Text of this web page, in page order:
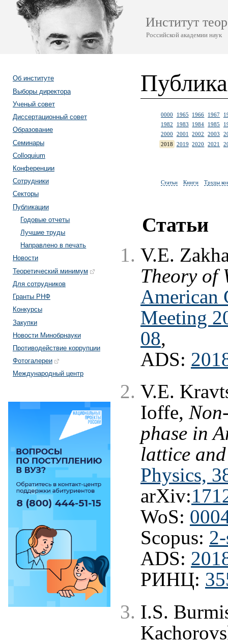
Институт
Российской академии наук
Об институте
Выборы директора
Ученый совет
Диссертационный совет
Образование
Семинары
Colloquium
Конференции
Сотрудники
Секторы
Публикации
Годовые отчеты
Лучшие труды
Направлено в печать
Новости
Теоретический минимум
Для сотрудников
Гранты РНФ
Конкурсы
Закупки
Новости Минобрнауки
Противодействие коррупции
Фотогалереи
Международный центр
0000 1965 1966 1967
1982
1983 1984 1985
2000
2001 2002 2003
2018
2019 2020 2021
Статьи Книги Труды
Статьи
V.E.
Theory of
American
Meeting
08,
ADS:
V.E.
Ioffe,
phase in
lattice
Physics,
arXiv:
WoS:
Scopus:
ADS:
РИНЦ:
I.S.